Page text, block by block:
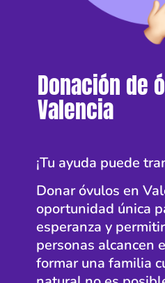
Donación de
Valencia
¡Tu ayuda puede
Donar óvulos en
oportunidad única
esperanza y
personas alcancen
formar una familia